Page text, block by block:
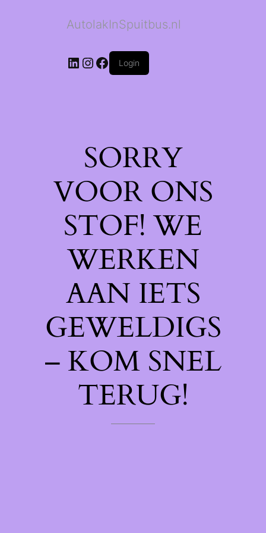
AutolakInSpuitbus.nl
LinkedIn
Instagram
Facebook
Login
SORRY
VOOR ONS
STOF! WE
WERKEN
AAN IETS
GEWELDIGS
– KOM SNEL
TERUG!